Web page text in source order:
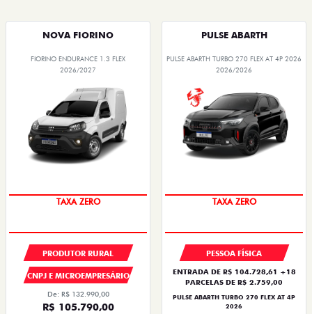
NOVA FIORINO
FIORINO ENDURANCE 1.3 FLEX
2026/2027
TAXA ZERO
PRODUTOR RURAL
CNPJ E MICROEMPRESÁRIO
De: R$ 132.990,00
R$ 105.790,00
PULSE ABARTH
PULSE ABARTH TURBO 270 FLEX AT 4P 2026
2026/2026
SAIA DE FIAT 0KM
PESSOA FÍSICA
ENTRADA DE R$ 104.728,61 +18
PARCELAS DE R$ 2.759,00
PULSE ABARTH TURBO 270 FLEX AT 4P
2026